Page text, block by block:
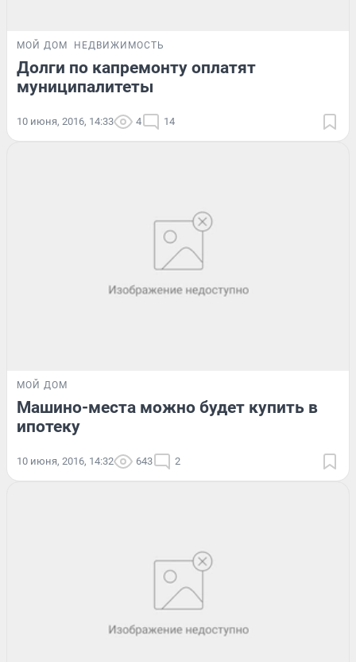
МОЙ ДОМ НЕДВИЖИМОСТЬ
Долги по капремонту оплатят
муниципалитеты
10 июня, 2016, 14:33 4 14
МОЙ ДОМ
Машино-места можно будет купить в
ипотеку
10 июня, 2016, 14:32 643 2